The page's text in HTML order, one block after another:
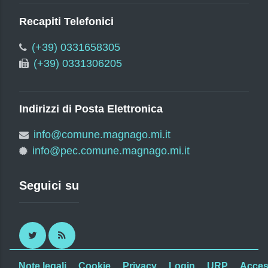
Recapiti Telefonici
(+39) 0331658305
(+39) 0331306205
Indirizzi di Posta Elettronica
info@comune.magnago.mi.it
info@pec.comune.magnago.mi.it
Seguici su
Twitter RSS
Note legali Cookie Privacy Login URP